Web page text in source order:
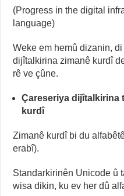
(Progress in the digital
language)
Weke em hemû dizanin,
dijîtalkirina zimanê kurdî
rê ve çûne.
Çareseriya dijîtalkirina
kurdî
Zimanê kurdî bi du
erabî).
Standarkirinên Unicode û
wisa dikin, ku ev her dû